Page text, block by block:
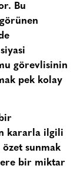
Bu
görevlisinin
pek kolay
kararla ilgili
sunmak
bir miktar